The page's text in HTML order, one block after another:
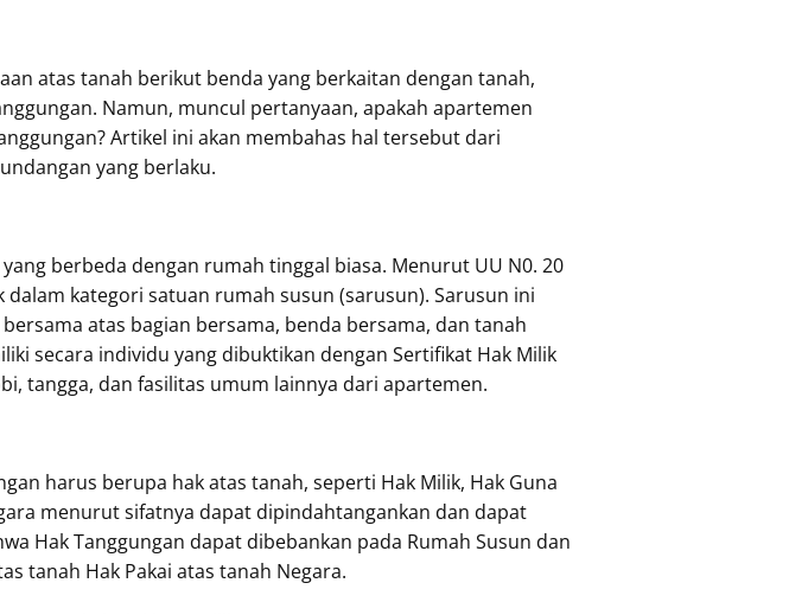
atas tanah berikut benda yang berkaitan dengan tanah,
Namun, muncul pertanyaan, apakah apartemen
Artikel ini akan membahas hal tersebut dari
yang berlaku.
berbeda dengan rumah tinggal biasa. Menurut UU N0. 20
kategori satuan rumah susun (sarusun). Sarusun ini
atas bagian bersama, benda bersama, dan tanah
secara individu yang dibuktikan dengan Sertifikat Hak Milik
tangga, dan fasilitas umum lainnya dari apartemen.
harus berupa hak atas tanah, seperti Hak Milik, Hak Guna
menurut sifatnya dapat dipindahtangankan dan dapat
Hak Tanggungan dapat dibebankan pada Rumah Susun dan
tanah Hak Pakai atas tanah Negara.